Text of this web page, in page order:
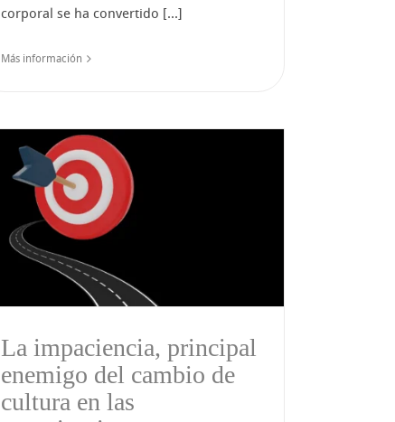
corporal se ha convertido [...]
Más información
La impaciencia, principal
enemigo del cambio de
cultura en las